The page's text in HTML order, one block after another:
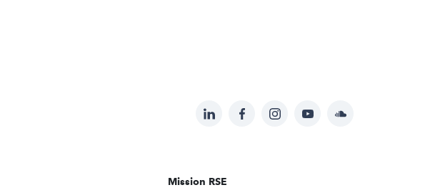
Suivez-
sur:
LinkedInFacebookInstagramYouTubeSoundcloud
Mission RSE